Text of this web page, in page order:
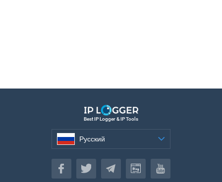
Best IP Logger & IP Tools
Русский
Русский